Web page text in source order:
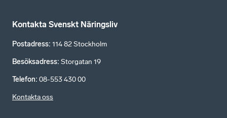
Kontakta Svenskt Näringsliv
Postadress: 114 82 Stockholm
Besöksadress: Storgatan 19
Telefon: 08-553 430 00
Kontakta oss